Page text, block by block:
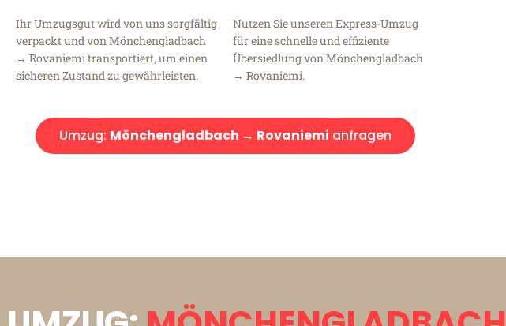
Ihr Umzugsgut wird von uns sorgfältig
verpackt und von Mönchengladbach
→ Rovaniemi transportiert, um einen
sicheren Zustand zu gewährleisten.
Nutzen Sie unseren Express-Umzug
für eine schnelle und effiziente
Übersiedlung von Mönchengladbach
→ Rovaniemi.
Umzug: Mönchengladbach → Rovaniemi anfragen